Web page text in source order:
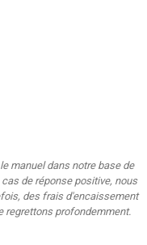
manuel dans notre base de
de réponse positive, nous
des frais d'encaissement
regrettons profondemment.